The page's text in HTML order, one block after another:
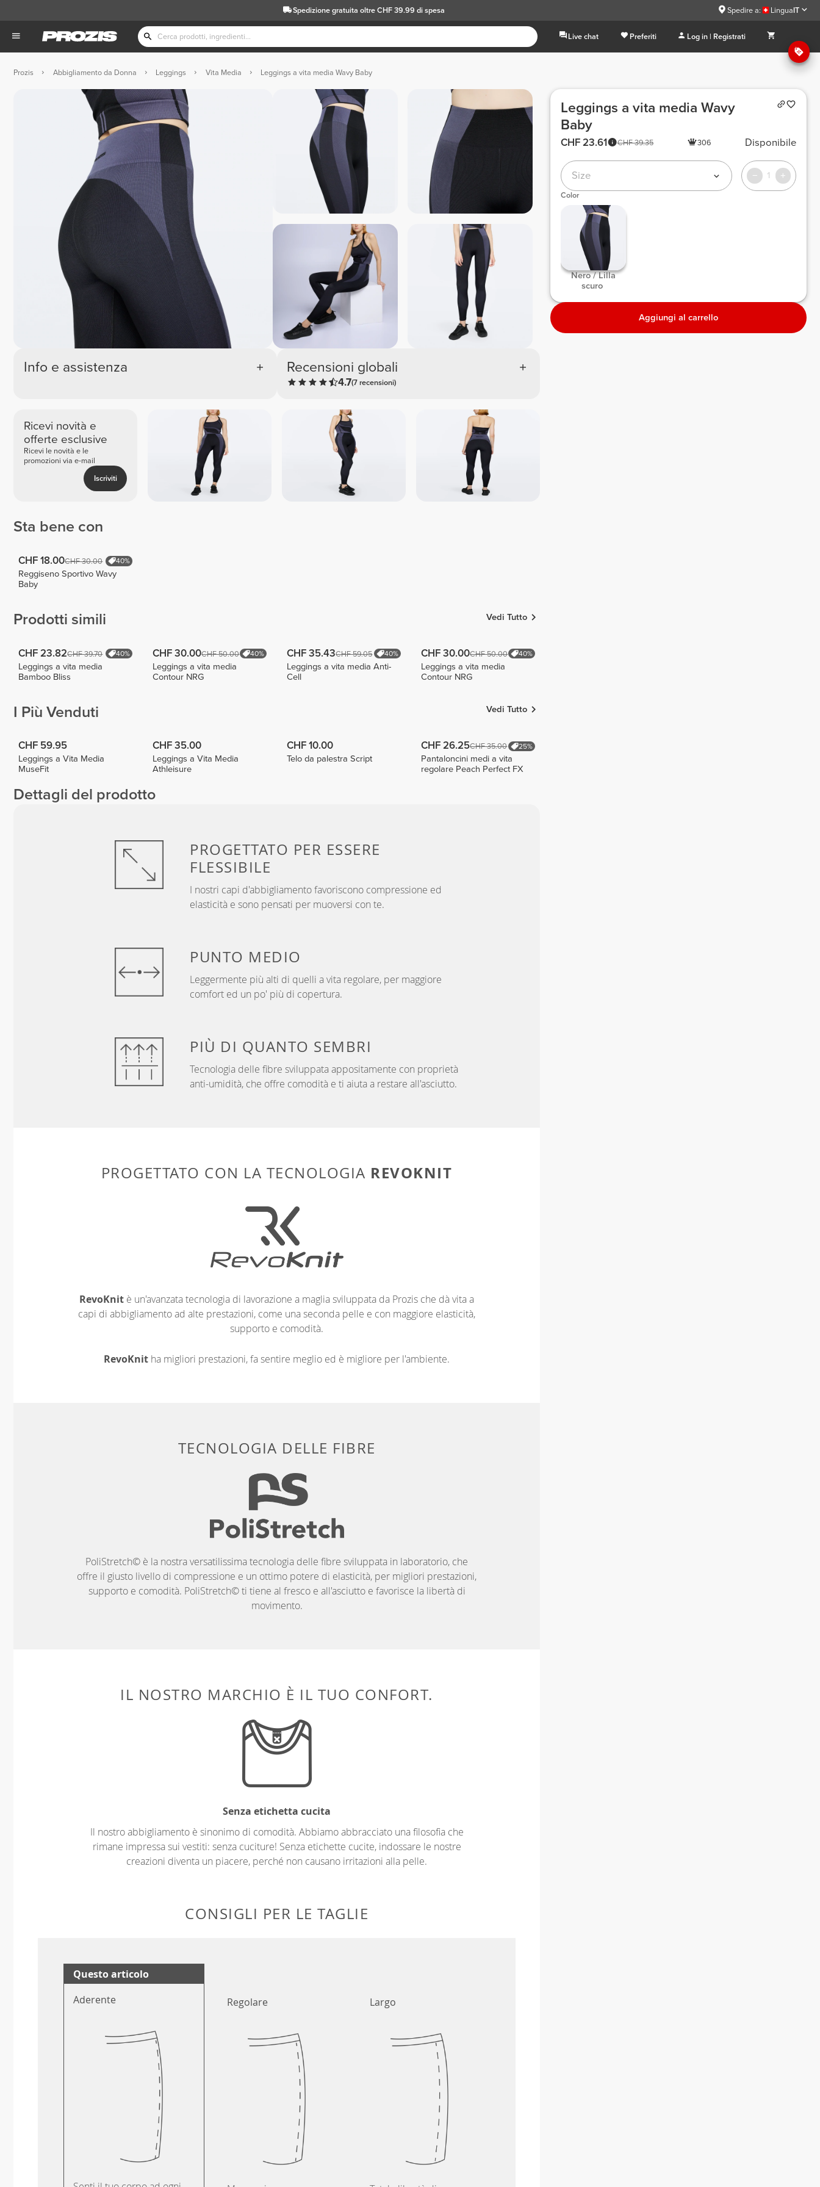
Spedizione gratuita oltre CHF 39.99 di spesa Spedire a: LinguaIT
Live chat Preferiti Log in | Registrati
Prozis Abbigliamento da Donna Leggings Vita Media Leggings a vita media Wavy Baby
Info e assistenza Recensioni globali
4.7(7 recensioni)
Ricevi novità e
offerte esclusive
Ricevi le novità e le
promozioni via e-mail
Iscriviti
Sta bene con
CHF 18.00CHF 30.00 40%
Reggiseno Sportivo Wavy
Baby
Prodotti simili Vedi Tutto
CHF 23.82CHF 39.70 40%
Leggings a vita media
Bamboo Bliss
CHF 30.00CHF 50.00 40%
Leggings a vita media
Contour NRG
CHF 35.43CHF 59.05 40%
Leggings a vita media Anti-
Cell
CHF 30.00CHF 50.00 40%
Leggings a vita media
Contour NRG
I Più Venduti Vedi Tutto
CHF 59.95
Leggings a Vita Media
MuseFit
CHF 35.00
Leggings a Vita Media
Athleisure
CHF 10.00
Telo da palestra Script
CHF 26.25CHF 35.00 25%
Pantaloncini medi a vita
regolare Peach Perfect FX
Dettagli del prodotto
PROGETTATO PER ESSERE
FLESSIBILE
I nostri capi d'abbigliamento favoriscono compressione ed
elasticità e sono pensati per muoversi con te.
PUNTO MEDIO
Leggermente più alti di quelli a vita regolare, per maggiore
comfort ed un po' più di copertura.
PIÙ DI QUANTO SEMBRI
Tecnologia delle fibre sviluppata appositamente con proprietà
anti-umidità, che offre comodità e ti aiuta a restare all'asciutto.
PROGETTATO CON LA TECNOLOGIA REVOKNIT
RevoKnit è un'avanzata tecnologia di lavorazione a maglia sviluppata da Prozis che dà vita a
capi di abbigliamento ad alte prestazioni, come una seconda pelle e con maggiore elasticità,
supporto e comodità.
RevoKnit ha migliori prestazioni, fa sentire meglio ed è migliore per l'ambiente.
TECNOLOGIA DELLE FIBRE
PoliStretch© è la nostra versatilissima tecnologia delle fibre sviluppata in laboratorio, che
offre il giusto livello di compressione e un ottimo potere di elasticità, per migliori prestazioni,
supporto e comodità. PoliStretch© ti tiene al fresco e all'asciutto e favorisce la libertà di
movimento.
IL NOSTRO MARCHIO È IL TUO CONFORT.
Senza etichetta cucita
Il nostro abbigliamento è sinonimo di comodità. Abbiamo abbracciato una filosofia che
rimane impressa sui vestiti: senza cuciture! Senza etichette cucite, indossare le nostre
creazioni diventa un piacere, perché non causano irritazioni alla pelle.
CONSIGLI PER LE TAGLIE
Questo articolo
Aderente
Regolare Largo
Leggings a vita media Wavy
Baby
CHF 39.35
CHF 23.61 306 Disponibile
Size 1
Color
Nero / Lilla
scuro
Aggiungi al carrello